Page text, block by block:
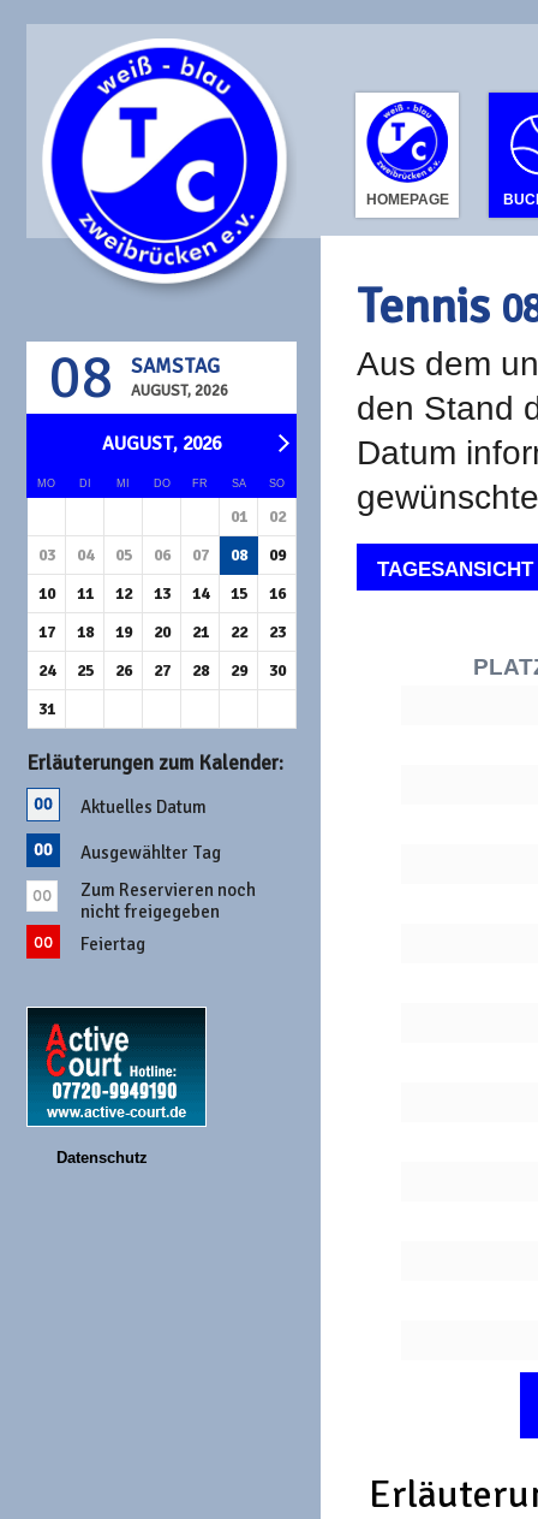
08 SAMSTAG
AUGUST, 2026
AUGUST, 2026
MO DI MI DO FR SA SO
01
02
03
04 05 06 07 08
09
10
11 12 13 14 15
16
17
18 19 20 21 22
23
24
25 26 27 28 29
30
31
Erläuterungen zum Kalender:
Aktuelles Datum
Ausgewählter Tag
Zum Reservieren noch
nicht freigegeben
Feiertag
Datenschutz
HOMEPAGE
Tennis
Aus dem
den Stand
Datum
TAGESANSICHT